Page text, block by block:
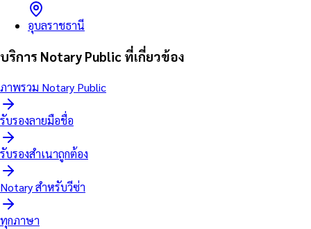
อุบลราชธานี
บริการ Notary Public ที่เกี่ยวข้อง
ภาพรวม Notary Public
รับรองลายมือชื่อ
รับรองสำเนาถูกต้อง
Notary สำหรับวีซ่า
ทุกภาษา